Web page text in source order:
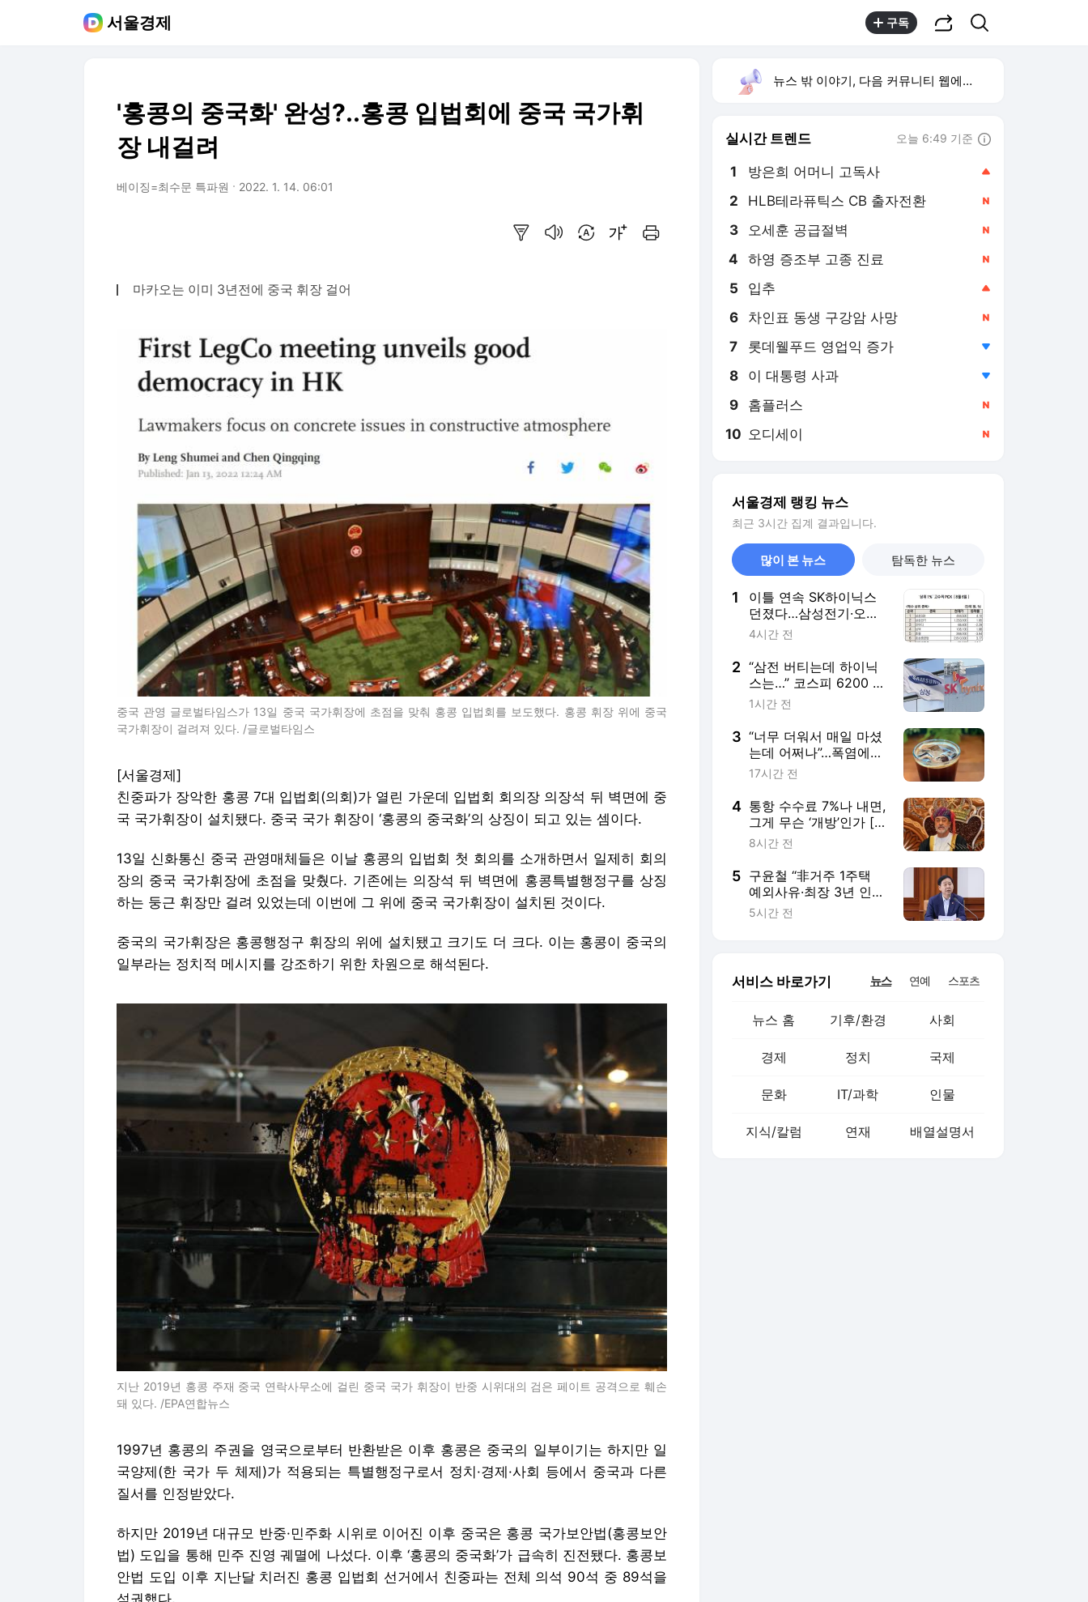
서울경제 구독
'홍콩의 중국화' 완성?..홍콩 입법회에 중국 국가휘
장 내걸려
베이징=최수문 특파원 2022. 1. 14. 06:01
마카오는 이미 3년전에 중국 휘장 걸어
중국 관영 글로벌타임스가 13일 중국 국가휘장에 초점을 맞춰 홍콩 입법회를 보도했다. 홍콩 휘장 위에 중국
국가휘장이 걸려져 있다. /글로벌타임스
[서울경제]
친중파가 장악한 홍콩 7대 입법회(의회)가 열린 가운데 입법회 회의장 의장석 뒤 벽면에 중
국 국가휘장이 설치됐다. 중국 국가 휘장이 ‘홍콩의 중국화’의 상징이 되고 있는 셈이다.
13일 신화통신 중국 관영매체들은 이날 홍콩의 입법회 첫 회의를 소개하면서 일제히 회의
장의 중국 국가휘장에 초점을 맞췄다. 기존에는 의장석 뒤 벽면에 홍콩특별행정구를 상징
하는 둥근 휘장만 걸려 있었는데 이번에 그 위에 중국 국가휘장이 설치된 것이다.
중국의 국가휘장은 홍콩행정구 휘장의 위에 설치됐고 크기도 더 크다. 이는 홍콩이 중국의
일부라는 정치적 메시지를 강조하기 위한 차원으로 해석된다.
지난 2019년 홍콩 주재 중국 연락사무소에 걸린 중국 국가 휘장이 반중 시위대의 검은 페이트 공격으로 훼손
돼 있다. /EPA연합뉴스
1997년 홍콩의 주권을 영국으로부터 반환받은 이후 홍콩은 중국의 일부이기는 하지만 일
국양제(한 국가 두 체제)가 적용되는 특별행정구로서 정치·경제·사회 등에서 중국과 다른
질서를 인정받았다.
하지만 2019년 대규모 반중·민주화 시위로 이어진 이후 중국은 홍콩 국가보안법(홍콩보안
법) 도입을 통해 민주 진영 궤멸에 나섰다. 이후 ‘홍콩의 중국화’가 급속히 진전됐다. 홍콩보
안법 도입 이후 지난달 치러진 홍콩 입법회 선거에서 친중파는 전체 의석 90석 중 89석을
석권했다.
뉴스 밖 이야기, 다음 커뮤니티 웹에서 보기
실시간 트렌드 오늘 6:49 기준
1 방은희 어머니 고독사
2 HLB테라퓨틱스 CB 출자전환
3 오세훈 공급절벽
4 하영 증조부 고종 진료
5 입추
6 차인표 동생 구강암 사망
7 롯데웰푸드 영업익 증가
8 이 대통령 사과
9 홈플러스
10 오디세이
서울경제 랭킹 뉴스
최근 3시간 집계 결과입니다.
많이 본 뉴스 탐독한 뉴스
1
이틀 연속 SK하이닉스
던졌다…삼성전기·오이
솔루션은 매수 [주식 초
4시간 전
2 “삼전 버티는데 하이닉
스는…” 코스피 6200 사
수 안간힘 속 코스닥도
식]
1시간 전
3 “너무 더워서 매일 마셨
는데 어쩌나”…폭염에
‘아이스 커피’ 들이켰다
17시간 전
4 통항 수수료 7%나 내면,
그게 무슨 ‘개방’인가 [트
럼프 스톡커]
8시간 전
5 구윤철 “非거주 1주택
예외사유·최장 3년 인정
기간, 신축적으로 검토”
5시간 전
서비스 바로가기 뉴스 연예 스포츠
뉴스 홈 기후/환경 사회
경제 정치 국제
문화 IT/과학 인물
지식/칼럼 연재 배열설명서